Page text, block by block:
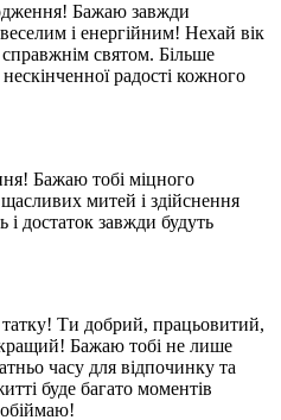
Бажаю завжди
і енергійним! Нехай вік
святом. Більше
радості кожного
Бажаю тобі міцного
митей і здійснення
і достаток завжди будуть
Ти добрий, працьовитий,
Бажаю тобі не лише
часу для відпочинку та
буде багато моментів